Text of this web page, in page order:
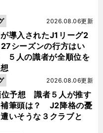
導入されたJ1リーグ2
シーズンの行方はい
５人の識者が全順位を
2026.08.06更新
位予想 識者５人が推す
筆頭は？ J2降格の憂
いそうな３クラブと
2026.08.06更新